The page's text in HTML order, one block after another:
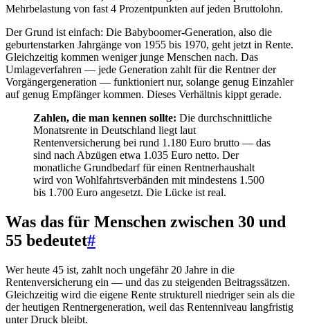
Mehrbelastung von fast 4 Prozentpunkten auf jeden Bruttolohn.
Der Grund ist einfach: Die Babyboomer-Generation, also die
geburtenstarken Jahrgänge von 1955 bis 1970, geht jetzt in Rente.
Gleichzeitig kommen weniger junge Menschen nach. Das
Umlageverfahren — jede Generation zahlt für die Rentner der
Vorgängergeneration — funktioniert nur, solange genug Einzahler
auf genug Empfänger kommen. Dieses Verhältnis kippt gerade.
Zahlen, die man kennen sollte: Die durchschnittliche
Monatsrente in Deutschland liegt laut
Rentenversicherung bei rund 1.180 Euro brutto — das
sind nach Abzügen etwa 1.035 Euro netto. Der
monatliche Grundbedarf für einen Rentnerhaushalt
wird von Wohlfahrtsverbänden mit mindestens 1.500
bis 1.700 Euro angesetzt. Die Lücke ist real.
Was das für Menschen zwischen 30 und
55 bedeutet#
Wer heute 45 ist, zahlt noch ungefähr 20 Jahre in die
Rentenversicherung ein — und das zu steigenden Beitragssätzen.
Gleichzeitig wird die eigene Rente strukturell niedriger sein als die
der heutigen Rentnergeneration, weil das Rentenniveau langfristig
unter Druck bleibt.